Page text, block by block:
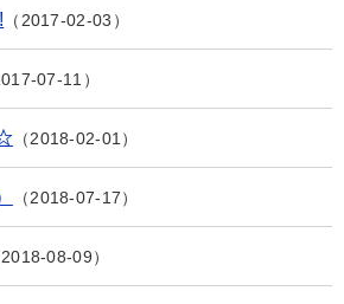
2017-02-03
07-11
2018-02-01
2018-07-17
2018-08-09